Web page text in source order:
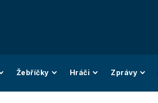
Žebříčky Hráči Zprávy